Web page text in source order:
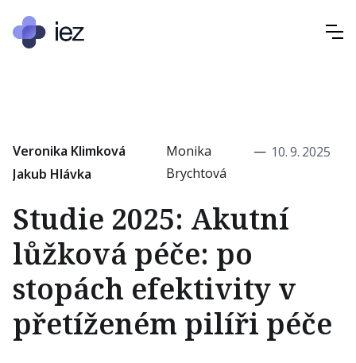
Veronika Klimková
Jakub Hlávka
Monika
Brychtová
— 10.9. 2025
Studie 2025: Akutní
lůžková péče: po
stopách efektivity v
přetíženém pilíři péče